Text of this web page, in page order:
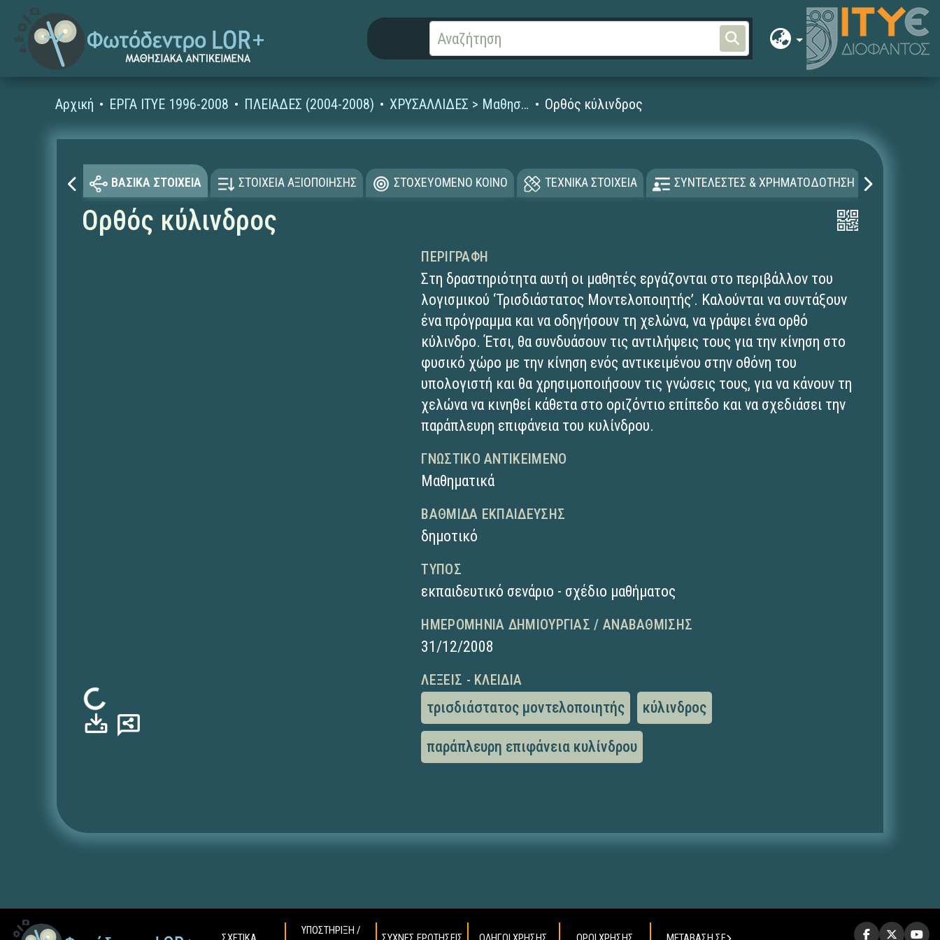
Αρχική ΕΡΓΑ ΙΤΥΕ 1996-2008 ΠΛΕΙΑΔΕΣ (2004-2008) ΧΡΥΣΑΛΛΙΔΕΣ > Μαθησιακά Αντικείμενα Ορθός κύλινδρος
ΒΑΣΙΚΑ ΣΤΟΙΧΕΙΑ ΣΤΟΙΧΕΙΑ ΑΞΙΟΠΟΙΗΣΗΣ ΣΤΟΧΕΥΟΜΕΝΟ ΚΟΙΝΟ ΤΕΧΝΙΚΑ ΣΤΟΙΧΕΙΑ ΣΥΝΤΕΛΕΣΤΕΣ & ΧΡΗΜΑΤΟΔΟΤΗΣΗ
Ορθός κύλινδρος
Φόρτωση...
ΠΕΡΙΓΡΑΦΉ
Στη δραστηριότητα αυτή οι μαθητές εργάζονται στο περιβάλλον του
λογισμικού ‘Τρισδιάστατος Μοντελοποιητής’. Καλούνται να συντάξουν
ένα πρόγραμμα και να οδηγήσουν τη χελώνα, να γράψει ένα ορθό
κύλινδρο. Έτσι, θα συνδυάσουν τις αντιλήψεις τους για την κίνηση στο
φυσικό χώρο με την κίνηση ενός αντικειμένου στην οθόνη του
υπολογιστή και θα χρησιμοποιήσουν τις γνώσεις τους, για να κάνουν τη
χελώνα να κινηθεί κάθετα στο οριζόντιο επίπεδο και να σχεδιάσει την
παράπλευρη επιφάνεια του κυλίνδρου.
ΓΝΩΣΤΙΚΌ ΑΝΤΙΚΕΊΜΕΝΟ
Μαθηματικά
ΒΑΘΜΊΔΑ ΕΚΠΑΊΔΕΥΣΗΣ
δημοτικό
ΤΎΠΟΣ
εκπαιδευτικό σενάριο - σχέδιο μαθήματος
ΗΜΕΡΟΜΗΝΊΑ ΔΗΜΙΟΥΡΓΊΑΣ / ΑΝΑΒΆΘΜΙΣΗΣ
31/12/2008
ΛΈΞΕΙΣ - ΚΛΕΙΔΙΆ
τρισδιάστατος μοντελοποιητής κύλινδρος
παράπλευρη επιφάνεια κυλίνδρου
ΥΠΟΣΤΗΡΙΞΗ /